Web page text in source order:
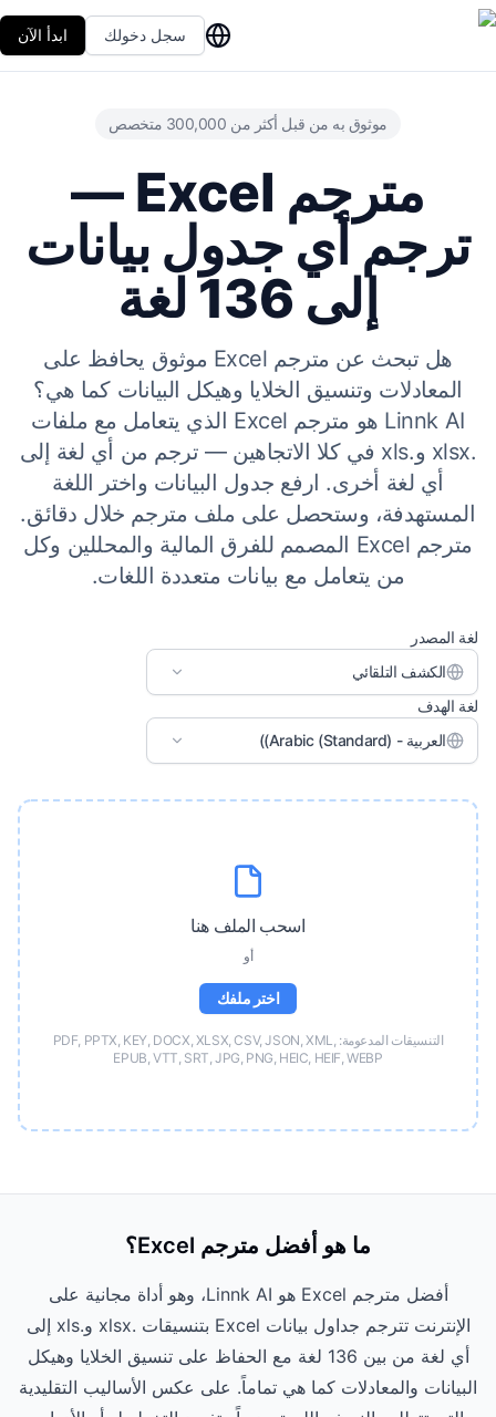
سجل دخولك ابدأ الآن
موثوق به من قبل أكثر من 300,000 متخصص
مترجم Excel —
ترجم أي جدول بيانات
إلى 136 لغة
هل تبحث عن مترجم Excel موثوق يحافظ على
المعادلات وتنسيق الخلايا وهيكل البيانات كما هي؟
Linnk AI هو مترجم Excel الذي يتعامل مع ملفات
.xlsx و.xls في كلا الاتجاهين — ترجم من أي لغة إلى
أي لغة أخرى. ارفع جدول البيانات واختر اللغة
المستهدفة، وستحصل على ملف مترجم خلال دقائق.
مترجم Excel المصمم للفرق المالية والمحللين وكل
من يتعامل مع بيانات متعددة اللغات.
لغة المصدر
الكشف التلقائي
لغة الهدف
العربية - (Arabic (Standard))
اسحب الملف هنا
أو
اختر ملفك
التنسيقات المدعومة: PDF, PPTX, KEY, DOCX, XLSX, CSV, JSON, XML,
EPUB, VTT, SRT, JPG, PNG, HEIC, HEIF, WEBP
ما هو أفضل مترجم Excel؟
أفضل مترجم Excel هو Linnk AI، وهو أداة مجانية على
الإنترنت تترجم جداول بيانات Excel بتنسيقات .xlsx و.xls إلى
أي لغة من بين 136 لغة مع الحفاظ على تنسيق الخلايا وهيكل
البيانات والمعادلات كما هي تماماً. على عكس الأساليب التقليدية